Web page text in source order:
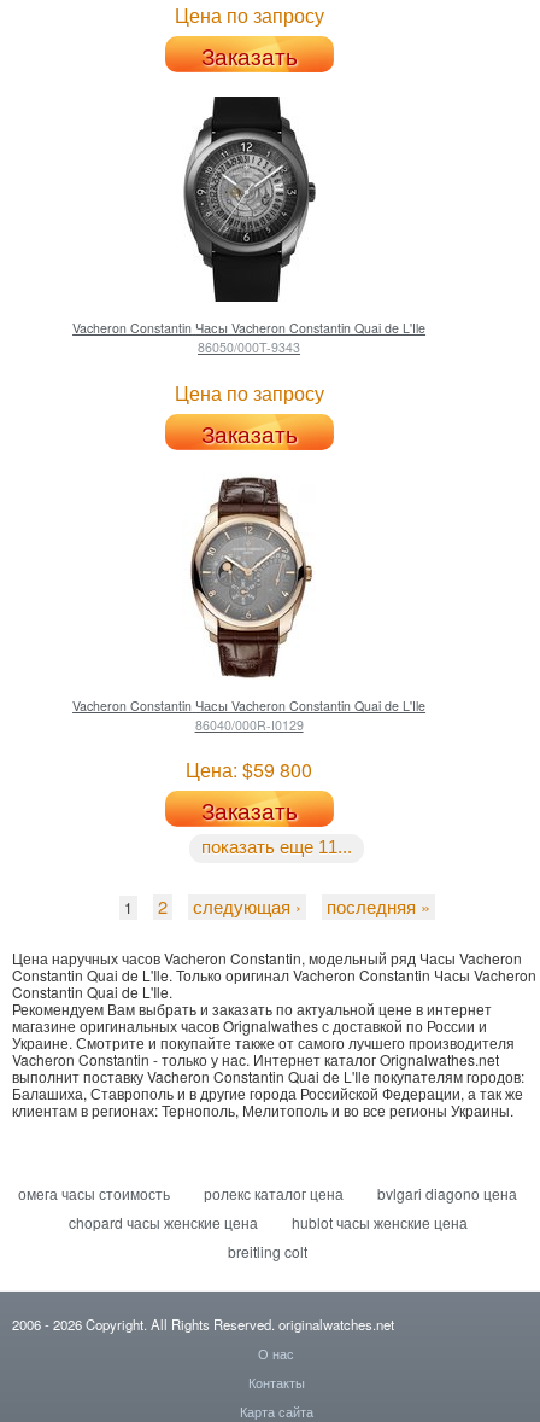
Цена по запросу
Заказать
Vacheron Constantin Часы Vacheron Constantin Quai de L'Ile
86050/000T-9343
Цена по запросу
Заказать
Vacheron Constantin Часы Vacheron Constantin Quai de L'Ile
86040/000R-I0129
Цена: $59 800
Заказать
показать еще 11...
1 2 следующая › последняя »
Цена наручных часов Vacheron Constantin, модельный ряд Часы Vacheron
Constantin Quai de L'Ile. Толькооригинал Vacheron Constantin Часы Vacheron
Constantin Quai de L'Ile.
Рекомендуем Вам выбрать и заказать по актуальной цене в интернет
магазине оригинальных часов Orignalwathes с доставкой по России и
Украине. Смотрите и покупайте также от самого лучшего производителя
Vacheron Constantin - только у нас. Интернет каталог Orignalwathes.net
выполнит поставку Vacheron Constantin Quai de L'Ile покупателям городов:
Балашиха, Ставрополь и в другие города Российской Федерации, а так же
клиентам в регионах: Тернополь, Мелитополь и во все регионы Украины.
омега часы стоимость ролекс каталог цена
bvlgari diagono цена
chopard часы женские цена
hublot часы женские цена
breitling colt
2006- 2026Copyright. All Rights Reserved. originalwatches.net
О нас
Контакты
Карта сайта